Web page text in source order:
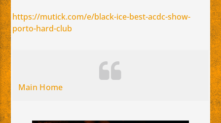
https://mutick.com/e/black-ice-best-acdc-show-
porto-hard-club
Main Home